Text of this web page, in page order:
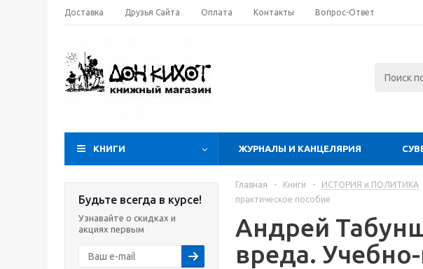
Доставка Друзья Сайта Оплата Контакты Вопрос-Ответ
КНИГИ ЖУРНАЛЫ И КАНЦЕЛЯРИЯ
Будьте всегда в курсе!
Узнавайте о скидках и
акциях первым
Главная - Книги - ИСТОРИЯ и ПОЛИТИКА
практическое пособие
Андрей
вреда.